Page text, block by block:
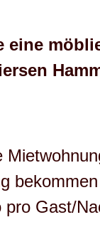
eine
pro Gast/